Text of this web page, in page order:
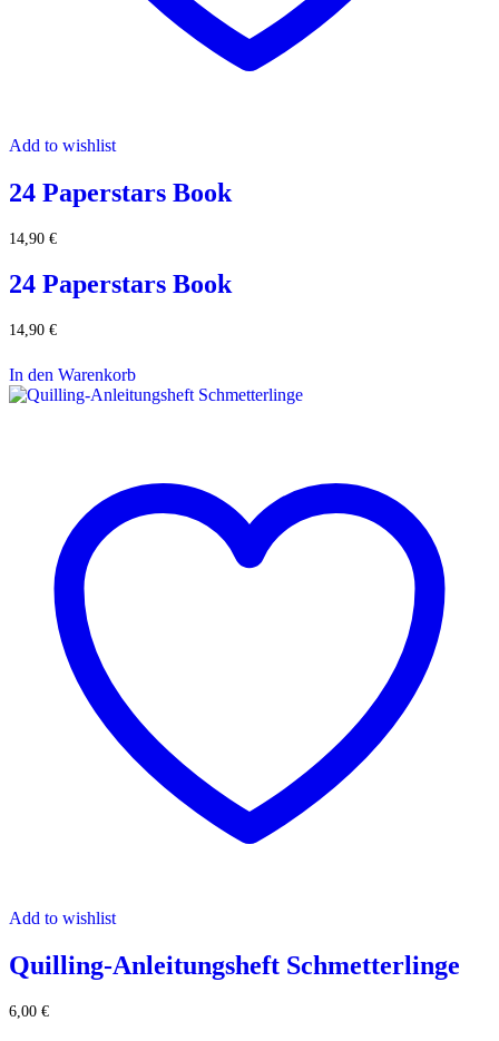
Add to wishlist
24 Paperstars Book
14,90 €
24 Paperstars Book
14,90 €
In den Warenkorb
Add to wishlist
Quilling-Anleitungsheft Schmetterlinge
6,00 €